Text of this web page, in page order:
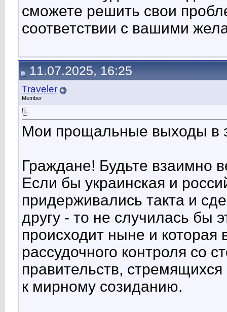
сможете решить свои
соответствии с вашими
11.07.2025, 16:25
Traveler
Member
Мои прощальные выходы в
Граждане! Будьте взаимно
Если бы украинская и
придерживались такта и
другу - то не случилась бы
происходит ныне и которая
рассудочного контроля со
правительств,
к мирному созиданию.